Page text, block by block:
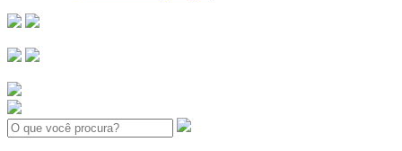
Search: